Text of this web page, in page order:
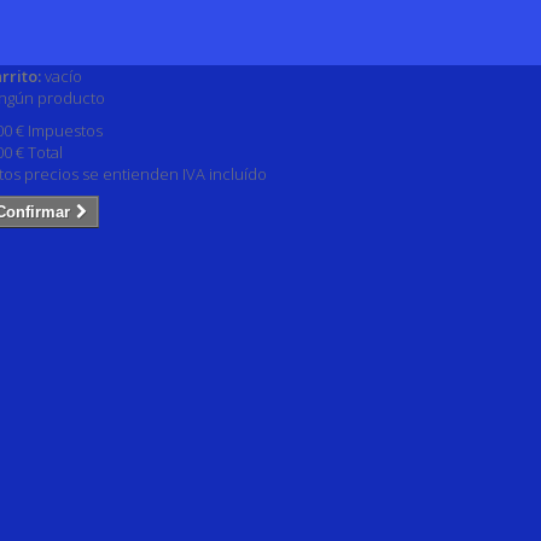
vacío
producto
€ Impuestos
€Total
precios se entienden IVA incluído